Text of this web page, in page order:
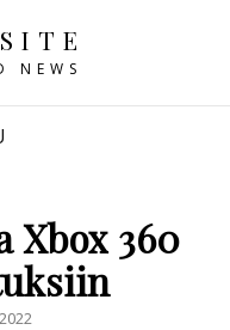
NEWS
Xbox 360